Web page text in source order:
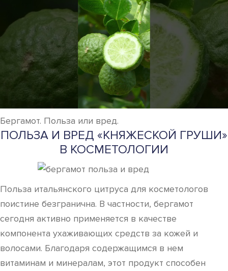
Бергамот. Польза или вред.
ПОЛЬЗА И ВРЕД «КНЯЖЕСКОЙ ГРУШИ»
В КОСМЕТОЛОГИИ
Польза итальянского цитруса для косметологов
поистине безгранична. В частности, бергамот
сегодня активно применяется в качестве
компонента ухаживающих средств за кожей и
волосами. Благодаря содержащимся в нем
витаминам и минералам, этот продукт способен